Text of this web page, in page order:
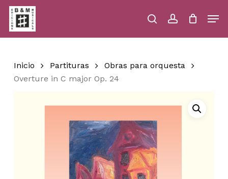
Skip
main
content
searchaccount
Close
Inicio Partituras
Obras para orquesta
Overture in C major Op. 24
Menu